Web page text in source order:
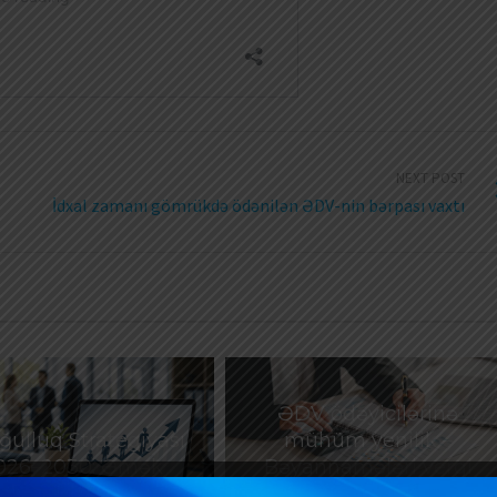
NEXT POST
İdxal zamanı gömrükdə ödənilən ƏDV-nin bərpası vaxtı
Strategiyası
Əmək
ƏDV ödəyicilərinə
mühüm yenilik –
Bəyannamələri vergi